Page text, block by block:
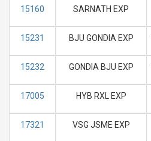
15160 SARNATH EXP
15231 BJU GONDIA EXP
15232 GONDIA BJU EXP
17005 HYB RXL EXP
17321 VSG JSME EXP